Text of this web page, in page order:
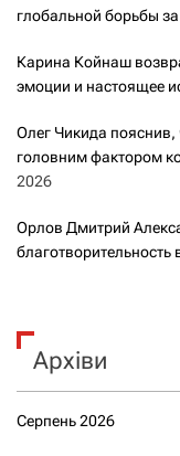
глобальной борьбы
Карина Койнаш
эмоции и настоящее
Олег Чикида пояснив,
головним фактором
2026
Орлов Дмитрий
Архіви
Серпень 2026